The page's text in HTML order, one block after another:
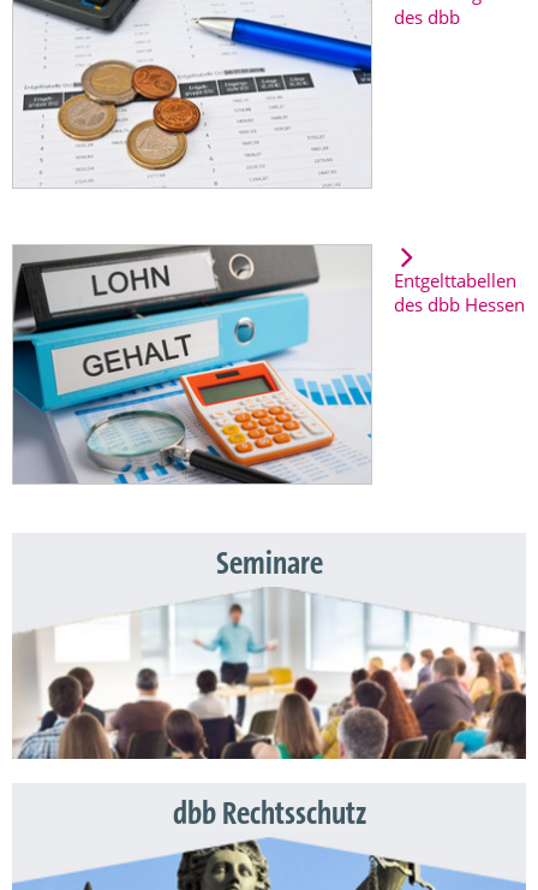
des dbb
Entgelttabellen
des dbb Hessen
Seminare
dbb Rechtsschutz